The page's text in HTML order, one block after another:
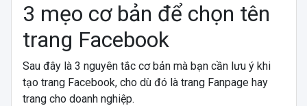
3 mẹo cơ bản để chọn tên
trang Facebook
Sau đây là 3 nguyên tắc cơ bản mà bạn cần lưu ý khi
tạo trang Facebook, cho dù đó là trang Fanpage hay
trang cho doanh nghiệp.